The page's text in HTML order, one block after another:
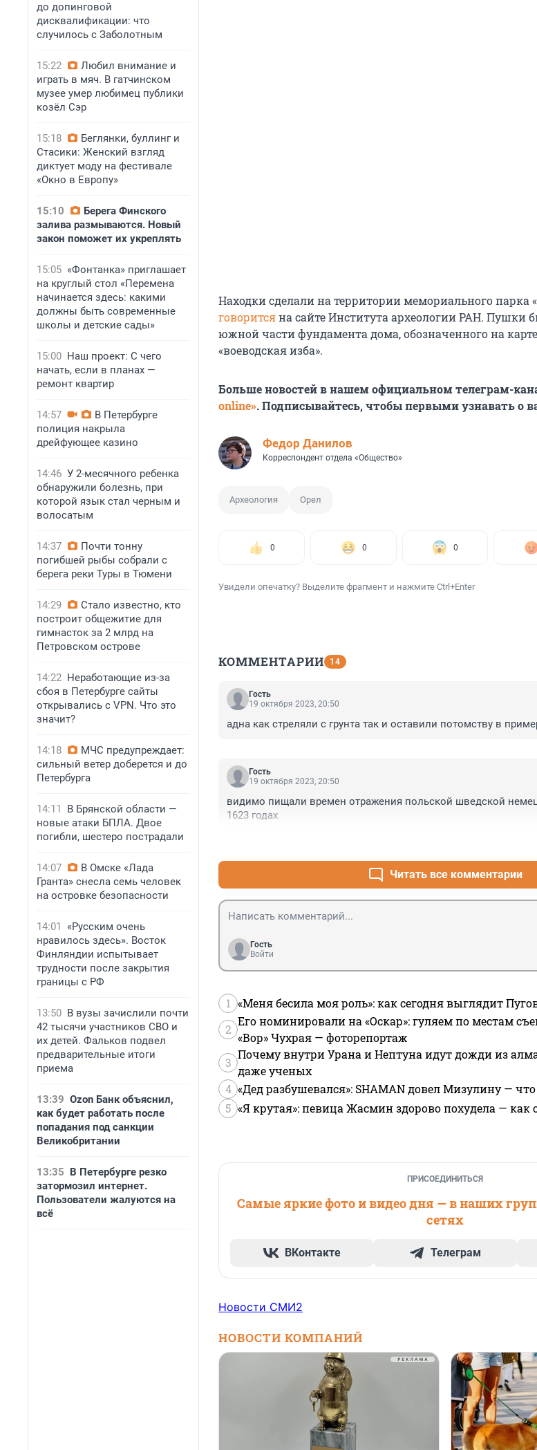
до допинговой
дисквалификации: что
случилось с Заболотным
15:22
Любил внимание и
играть в мяч. В гатчинском
музее умер любимец публики
козёл Сэр
15:18
Беглянки, буллинг и
Стасики: Женский взгляд
диктует моду на фестивале
«Окно в Европу»
15:10
Берега Финского
залива размываются. Новый
закон поможет их укреплять
15:05 «Фонтанка» приглашает
на круглый стол «Перемена
начинается здесь: какими
должны быть современные
школы и детские сады»
15:00 Наш проект: С чего
начать, если в планах —
ремонт квартир
14:57
В Петербурге
полиция накрыла
дрейфующее казино
14:46 У 2-месячного ребенка
обнаружили болезнь, при
которой язык стал черным и
волосатым
14:37
Почти тонну
погибшей рыбы собрали с
берега реки Туры в Тюмени
14:29
Стало известно, кто
построит общежитие для
гимнасток за 2 млрд на
Петровском острове
14:22 Неработающие из-за
сбоя в Петербурге сайты
открывались с VPN. Что это
значит?
14:18
МЧС предупреждает:
сильный ветер доберется и до
Петербурга
14:11
В Брянской области —
новые атаки БПЛА. Двое
погибли, шестеро пострадали
14:07
В Омске «Лада
Гранта» снесла семь человек
на островке безопасности
14:01
«Русским очень
нравилось здесь». Восток
Финляндии испытывает
трудности после закрытия
границы с РФ
13:50 В вузы зачислили почти
42 тысячи участников СВО и
их детей. Фальков подвел
предварительные итоги
приема
13:39 Ozon Банк объяснил,
как будет работать после
попадания под санкции
Великобритании
13:35 В Петербурге резко
затормозил интернет.
Пользователи жалуются на
всё
Находки сделали на территории мемориального парка
говоритсяна сайте Института археологии РАН. Пушки
южной части фундамента дома, обозначенного на карте
«воеводская изба».
Больше новостей в нашем официальном телеграм-
online». Подписывайтесь, чтобы первыми узнавать о
Федор Данилов
Корреспондент отдела «Общество»
Археология Орел
0 0 0
Увидели опечатку? Выделите фрагмент и нажмите Ctrl+Enter
КОММЕНТАРИИ 14
Гость
19 октября 2023, 20:50
адна как стреляли с грунта так и оставили потомству в
Гость
19 октября 2023, 20:50
видимо пищали времен отражения польской шведской
1623 годах
Читать все комментарии
Гость
Войти
1 «Меня бесила моя роль»: как сегодня выглядит
2
Его номинировали на «Оскар»: гуляем по местам
«Вор» Чухрая — фоторепортаж
3
Почему внутри Урана и Нептуна идут дожди из
даже ученых
4 «Дед разбушевался»: SHAMAN довел Мизулину —
5 «Я крутая»: певица Жасмин здорово похудела — как
ПРИСОЕДИНИТЬСЯ
Самые яркие фото и видео дня — в наших
сетях
ВКонтакте Телеграм
Новости СМИ2
НОВОСТИ КОМПАНИЙ